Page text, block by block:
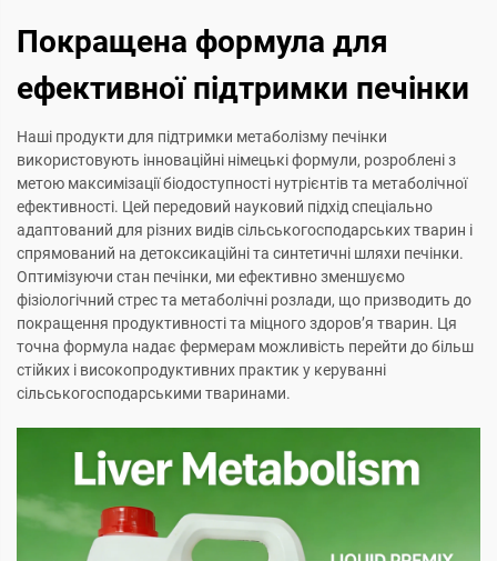
Покращена формула для
ефективної підтримки печінки
Наші продукти для підтримки метаболізму печінки
використовують інноваційні німецькі формули, розроблені з
метою максимізації біодоступності нутрієнтів та метаболічної
ефективності. Цей передовий науковий підхід спеціально
адаптований для різних видів сільськогосподарських тварин і
спрямований на детоксикаційні та синтетичні шляхи печінки.
Оптимізуючи стан печінки, ми ефективно зменшуємо
фізіологічний стрес та метаболічні розлади, що призводить до
покращення продуктивності та міцного здоров’я тварин. Ця
точна формула надає фермерам можливість перейти до більш
стійких і високопродуктивних практик у керуванні
сільськогосподарськими тваринами.